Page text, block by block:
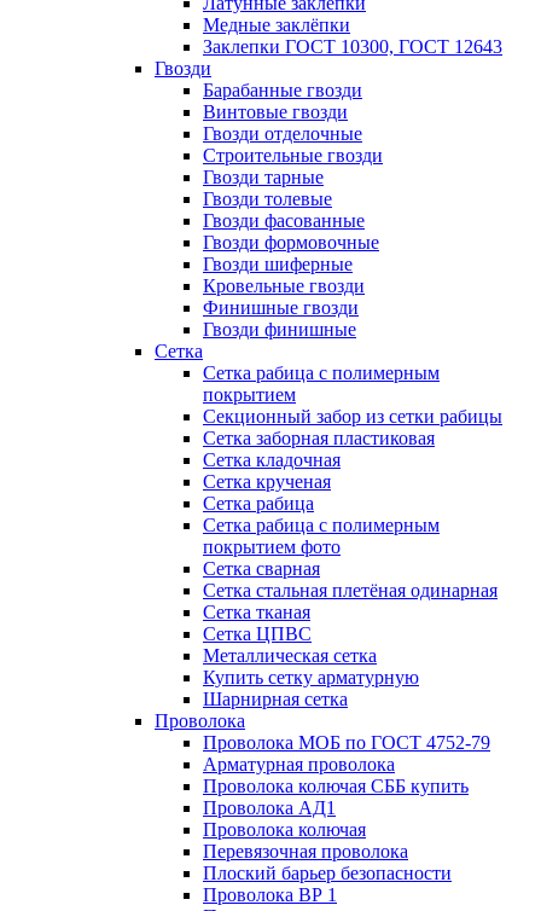
Медные заклёпки
Заклепки ГОСТ 10300, ГОСТ 12643
Гвозди
Барабанные гвозди
Винтовые гвозди
Гвозди отделочные
Строительные гвозди
Гвозди тарные
Гвозди толевые
Гвозди фасованные
Гвозди формовочные
Гвозди шиферные
Кровельные гвозди
Финишные гвозди
Гвозди финишные
Сетка
Сетка рабица с полимерным
покрытием
Секционный забор из сетки рабицы
Сетка заборная пластиковая
Сетка кладочная
Сетка крученая
Сетка рабица
Сетка рабица с полимерным
покрытием фото
Сетка сварная
Сетка стальная плетёная одинарная
Сетка тканая
Сетка ЦПВС
Металлическая сетка
Купить сетку арматурную
Шарнирная сетка
Проволока
Проволока МОБ по ГОСТ 4752-79
Арматурная проволока
Проволока колючая СББ купить
Проволока АД1
Проволока колючая
Перевязочная проволока
Плоский барьер безопасности
Проволока ВР 1